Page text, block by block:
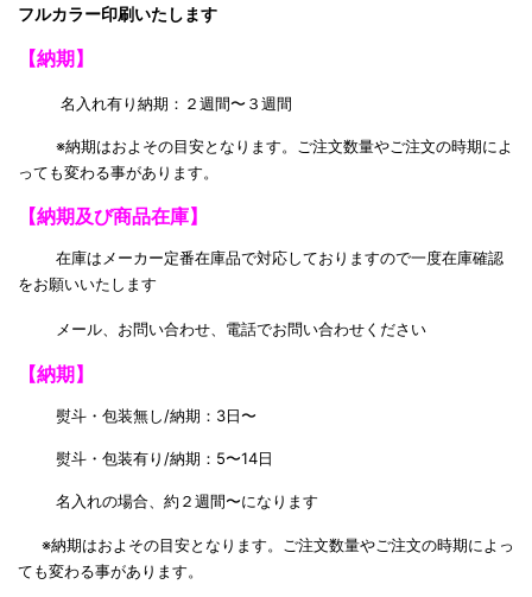
フルカラー印刷いたします
【納期】
名入れ有り納期：２週間〜３週間
※納期はおよその目安となります。ご注文数量やご注文の時期によ
っても変わる事があります。
【納期及び商品在庫】
在庫はメーカー定番在庫品で対応しておりますので一度在庫確認
をお願いいたします
メール、お問い合わせ、電話でお問い合わせください
【納期】
熨斗・包装無し/納期：3日〜
熨斗・包装有り/納期：5〜14日
名入れの場合、約２週間〜になります
※納期はおよその目安となります。ご注文数量やご注文の時期によっ
ても変わる事があります。